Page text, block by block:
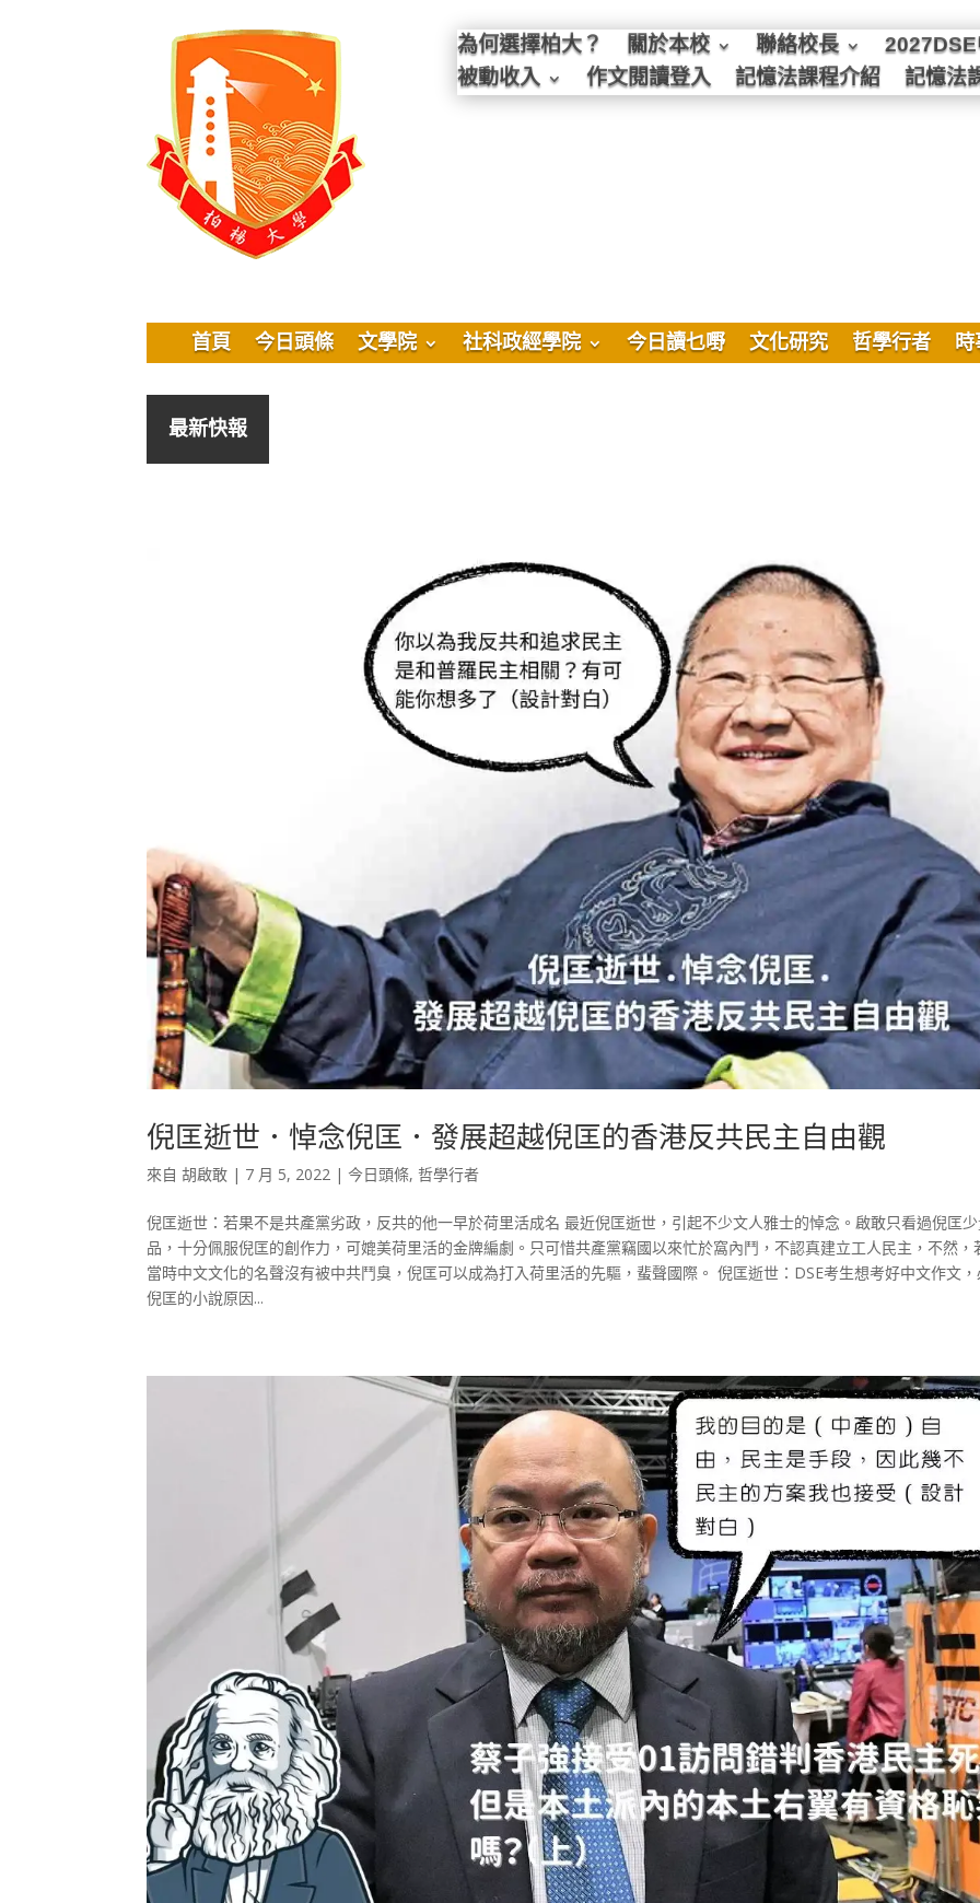
為何選擇柏大？ 關於本校 聯絡校長
被動收入
作文閱讀登入 記憶法課程介紹 記憶法
首頁 今日頭條 文學院 社科政經學院 今日讀乜嘢 文化研究 哲學行者
最新快報
倪匡逝世．悼念倪匡．發展超越倪匡的香港反共民主自由觀
來自胡啟敢 | 7 月 5, 2022 |今日頭條,哲學行者
倪匡逝世：若果不是共產黨劣政，反共的他一早於荷里活成名 最近倪匡逝世，引起不少文人雅士的悼念。啟敢只看過倪匡
品，十分佩服倪匡的創作力，可媲美荷里活的金牌編劇。只可惜共產黨竊國以來忙於窩內鬥，不認真建立工人民主，不然，
當時中文文化的名聲沒有被中共鬥臭，倪匡可以成為打入荷里活的先驅，蜚聲國際。 倪匡逝世：DSE考生想考好中文作文
倪匡的小說原因...